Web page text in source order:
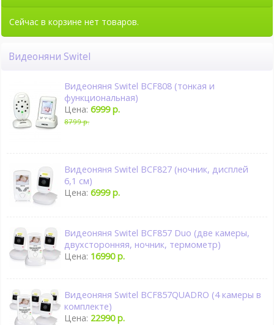
Сейчас в корзине нет товаров.
Видеоняни Switel
Видеоняня Switel BCF808 (тонкая и
функциональная)
Цена:6999 р.
8799 р.
Видеоняня Switel BCF827 (ночник, дисплей
6,1 см)
Цена:6999 р.
Видеоняня Switel BCF857 Duo (две камеры,
двухсторонняя, ночник, термометр)
Цена: 16990 р.
Видеоняня Switel BCF857QUADRO (4 камеры в
комплекте)
Цена: 22990 р.